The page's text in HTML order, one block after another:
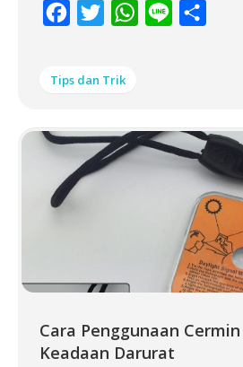
Facebook
Twitter WhatsApp
Line
Tips dan Trik
Cara Penggunaan
Keadaan Darurat